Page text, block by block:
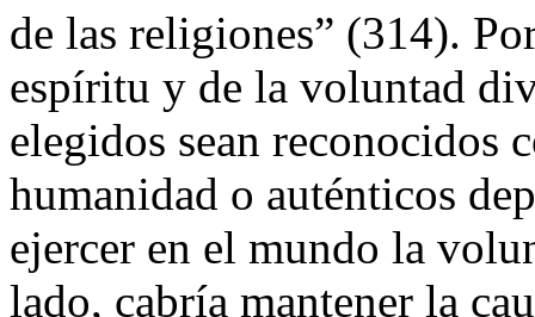
de las religiones” (314).
espíritu y de la voluntad
elegidos sean reconocidos
humanidad o auténticos
ejercer en el mundo la
lado, cabría mantener la